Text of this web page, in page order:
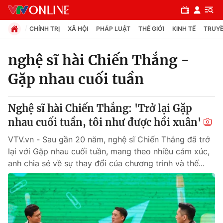
Chuyên mục
Chính trị
Xã hội
Pháp luật
Y tế
Thế giới
CHÍNH TRỊ XÃ HỘI PHÁP LUẬT THẾ GIỚI KINH TẾ
nghệ sĩ hài Chiến Thắng -
Gặp nhau cuối tuần
Nghệ sĩ hài Chiến Thắng: 'Trở lại Gặp
nhau cuối tuần, tôi như được hồi xuân'
VTV.vn - Sau gần 20 năm, nghệ sĩ Chiến Thắng đã trở
lại với Gặp nhau cuối tuần, mang theo nhiều cảm xúc,
anh chia sẻ về sự thay đổi của chương trình và thế...